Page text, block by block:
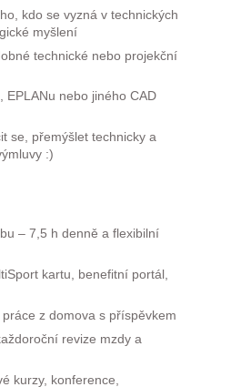
kdo se vyzná v technických
myšlení
technické nebo projekční
EPLANu nebo jiného CAD
se, přemýšlet technicky a
:)
– 7,5 h denně a flexibilní
kartu, benefitní portál,
z domova s příspěvkem
revize mzdy a
kurzy, konference,